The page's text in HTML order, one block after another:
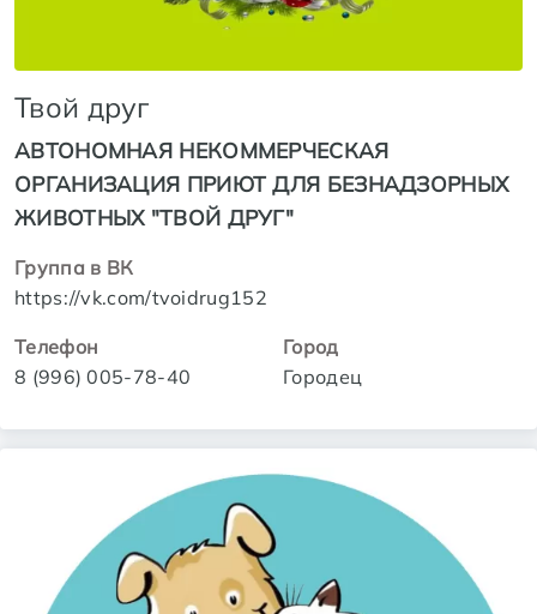
Твой друг
АВТОНОМНАЯ НЕКОММЕРЧЕСКАЯ
ОРГАНИЗАЦИЯ ПРИЮТ ДЛЯ БЕЗНАДЗОРНЫХ
ЖИВОТНЫХ "ТВОЙ ДРУГ"
Группа в ВК
https://vk.com/tvoidrug152
Телефон
8 (996) 005-78-40
Город
Городец